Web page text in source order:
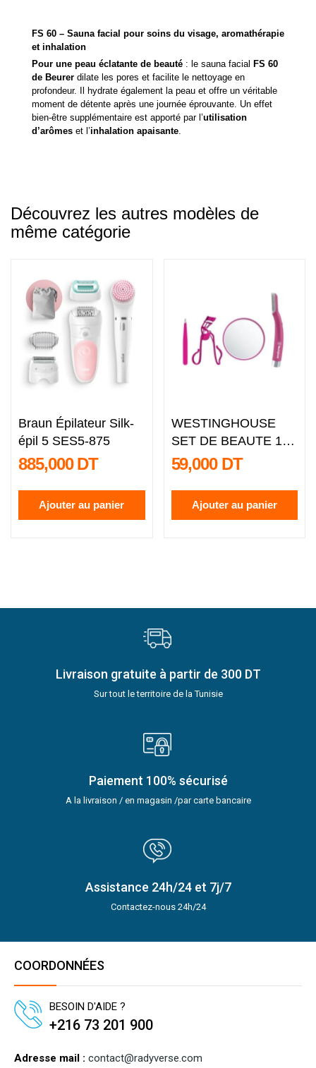
FS 60 – Sauna facial pour soins du visage, aromathérapie
et inhalation
Pour une peau éclatante de beauté : le sauna facial FS 60
de Beurer dilate les pores et facilite le nettoyage en
profondeur. Il hydrate également la peau et offre un véritable
moment de détente après une journée éprouvante. Un effet
bien-être supplémentaire est apporté par l’utilisation
d’arômes et l’inhalation apaisante.
Découvrez les autres modèles de
même catégorie
Braun Épilateur Silk-
épil 5 SES5-875
885,000 DT
Ajouter au panier
WESTINGHOUSE
SET DE BEAUTE 11
PIECES
59,000 DT
Ajouter au panier
Livraison gratuite à partir de 300 DT
Sur tout le territoire de la Tunisie
Paiement 100% sécurisé
A la livraison / en magasin /par carte bancaire
Assistance 24h/24 et 7j/7
Contactez-nous 24h/24
COORDONNÉES
BESOIN D'AIDE ?
+216 73 201 900
Adresse mail : contact@radyverse.com